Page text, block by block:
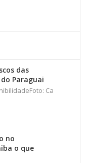
das
Paraguai
Ca
no
o que